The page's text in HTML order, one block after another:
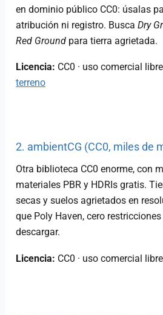
en dominio público CC0: úsalas
atribución ni registro. BuscaDry
Red Ground para tierra agrietada.
Licencia: CC0 · uso comercial
terreno
2. ambientCG (CC0, miles de
Otra biblioteca CC0 enorme, con
materiales PBR y HDRIs gratis.
secas y suelos agrietados en
que Poly Haven, cero
descargar.
Licencia: CC0 · uso comercial libre